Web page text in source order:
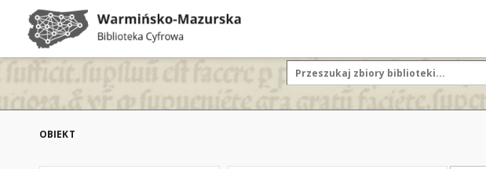
OBIEKT